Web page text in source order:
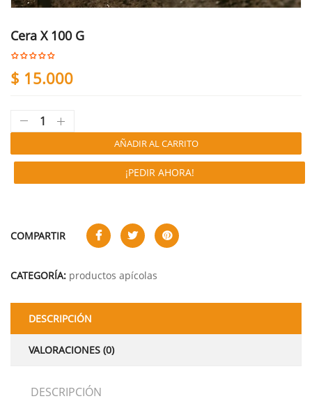
Cera X 100 G
$ 15.000
AÑADIR AL CARRITO
¡PEDIR AHORA!
COMPARTIR
CATEGORÍA: productos apícolas
DESCRIPCIÓN
VALORACIONES (0)
DESCRIPCIÓN